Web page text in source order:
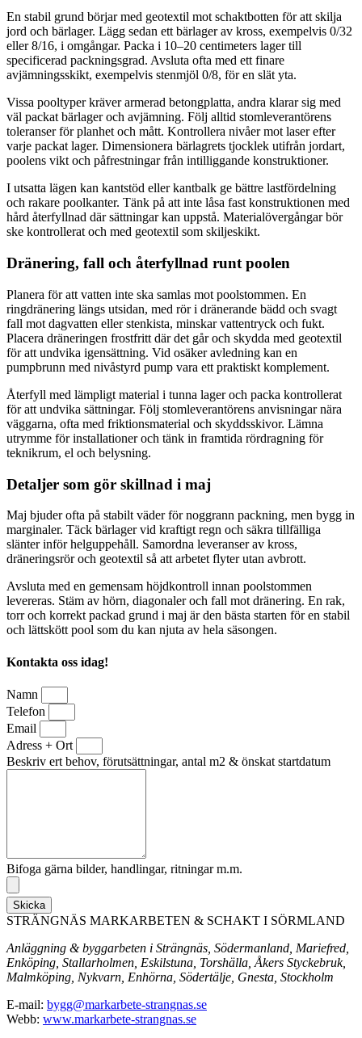
En stabil grund börjar med geotextil mot schaktbotten för att skilja
jord och bärlager. Lägg sedan ett bärlager av kross, exempelvis 0/32
eller 8/16, i omgångar. Packa i 10–20 centimeters lager till
specificerad packningsgrad. Avsluta ofta med ett finare
avjämningsskikt, exempelvis stenmjöl 0/8, för en slät yta.
Vissa pooltyper kräver armerad betongplatta, andra klarar sig med
väl packat bärlager och avjämning. Följ alltid stomleverantörens
toleranser för planhet och mått. Kontrollera nivåer mot laser efter
varje packat lager. Dimensionera bärlagrets tjocklek utifrån jordart,
poolens vikt och påfrestningar från intilliggande konstruktioner.
I utsatta lägen kan kantstöd eller kantbalk ge bättre lastfördelning
och rakare poolkanter. Tänk på att inte låsa fast konstruktionen med
hård återfyllnad där sättningar kan uppstå. Materialövergångar bör
ske kontrollerat och med geotextil som skiljeskikt.
Dränering, fall och återfyllnad runt poolen
Planera för att vatten inte ska samlas mot poolstommen. En
ringdränering längs utsidan, med rör i dränerande bädd och svagt
fall mot dagvatten eller stenkista, minskar vattentryck och fukt.
Placera dräneringen frostfritt där det går och skydda med geotextil
för att undvika igensättning. Vid osäker avledning kan en
pumpbrunn med nivåstyrd pump vara ett praktiskt komplement.
Återfyll med lämpligt material i tunna lager och packa kontrollerat
för att undvika sättningar. Följ stomleverantörens anvisningar nära
väggarna, ofta med friktionsmaterial och skyddsskivor. Lämna
utrymme för installationer och tänk in framtida rördragning för
teknikrum, el och belysning.
Detaljer som gör skillnad i maj
Maj bjuder ofta på stabilt väder för noggrann packning, men bygg in
marginaler. Täck bärlager vid kraftigt regn och säkra tillfälliga
slänter inför helguppehåll. Samordna leveranser av kross,
dräneringsrör och geotextil så att arbetet flyter utan avbrott.
Avsluta med en gemensam höjdkontroll innan poolstommen
levereras. Stäm av hörn, diagonaler och fall mot dränering. En rak,
torr och korrekt packad grund i maj är den bästa starten för en stabil
och lättskött pool som du kan njuta av hela säsongen.
Kontakta oss idag!
Namn
Telefon
Email
Adress + Ort
Beskriv ert behov, förutsättningar, antal m2 & önskat startdatum
Bifoga gärna bilder, handlingar, ritningar m.m.
Skicka
STRÄNGNÄS MARKARBETEN & SCHAKT I SÖRMLAND
Anläggning & byggarbeten i Strängnäs, Södermanland, Mariefred,
Enköping, Stallarholmen, Eskilstuna, Torshälla, Åkers Styckebruk,
Malmköping, Nykvarn, Enhörna, Södertälje, Gnesta, Stockholm
E-mail: bygg@markarbete-strangnas.se
Webb: www.markarbete-strangnas.se